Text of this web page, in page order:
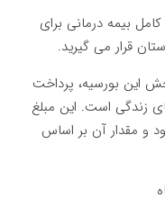
بیمه درمانی برای
قرار می گیرید.
این بورسیه، پرداخت
زندگی است. این مبلغ
و مقدار آن بر اساس